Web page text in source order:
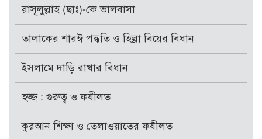
রাসূলুল্লাহ (ছাঃ)-কে ভালবাসা
তালাকের শারঈ পদ্ধতি ও হিল্লা বিয়ের বিধান
ইসলামে দাড়ি রাখার বিধান
হজ্জ : গুরুত্ব ও ফযীলত
কুরআন শিক্ষা ও তেলাওয়াতের ফযীলত